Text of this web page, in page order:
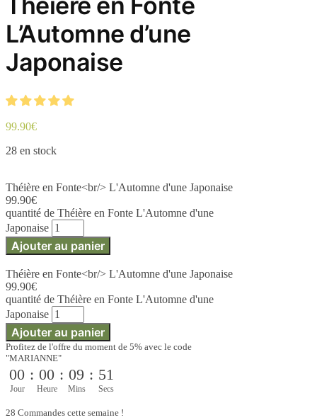
L’Automne d’une
Japonaise
99.90€
28 en stock
Théière en Fonte<br/> L'Automne d'une Japonaise
99.90€
quantité de Théière en Fonte L'Automne d'une
Japonaise
Ajouter au panier
Théière en Fonte<br/> L'Automne d'une Japonaise
99.90€
quantité de Théière en Fonte L'Automne d'une
Japonaise
Ajouter au panier
Profitez de l'offre du moment de 5% avec le code
"MARIANNE"
00
Jour
: 00
Heure
: 09
Mins
: 51
Secs
28 Commandes cette semaine !